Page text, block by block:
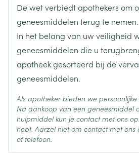
Actieve
Ingrediënten
levocetirizine
Behoud
De wet verbiedt apothekers om
geneesmiddelen terug te nemen.
In het belang van uw veiligheid
geneesmiddelen die u
apotheek gesorteerd bij de
geneesmiddelen.
Als apotheker bieden we
Na aankoop van een geneesmiddel
hulpmiddel kun je contact met ons
hebt. Aarzel niet om contact met
of telefoon.